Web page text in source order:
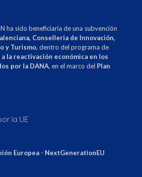
ha sido beneficiaria de una subvención
Conselleria de Innovación,
y Turismo, dentro del programa de
la reactivación económica en los
por la DANA, en el marco del Plan
la UE
Europea - NextGenerationEU